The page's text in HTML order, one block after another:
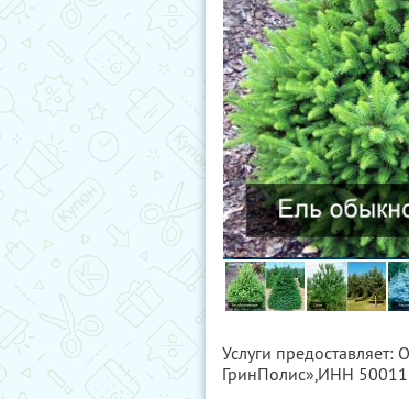
Услуги предоставляет:
ГринПолис»,ИНН